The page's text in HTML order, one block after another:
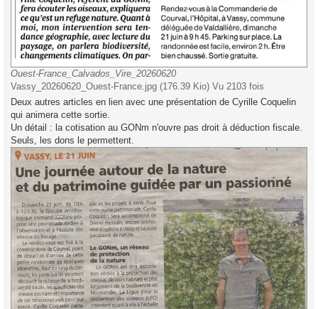
Ouest-France_Calvados_Vire_20260620
Vassy_20260620_Ouest-France.jpg (176.39 Kio) Vu 2103 fois
Deux autres articles en lien avec une présentation de Cyrille Coquelin
qui animera cette sortie.
Un détail : la cotisation au GONm n'ouvre pas droit à déduction fiscale.
Seuls, les dons le permettent.